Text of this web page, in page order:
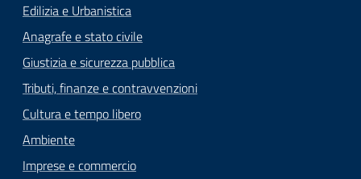
Edilizia e Urbanistica
Anagrafe e stato civile
Giustizia e sicurezza pubblica
Tributi, finanze e contravvenzioni
Cultura e tempo libero
Ambiente
Imprese e commercio